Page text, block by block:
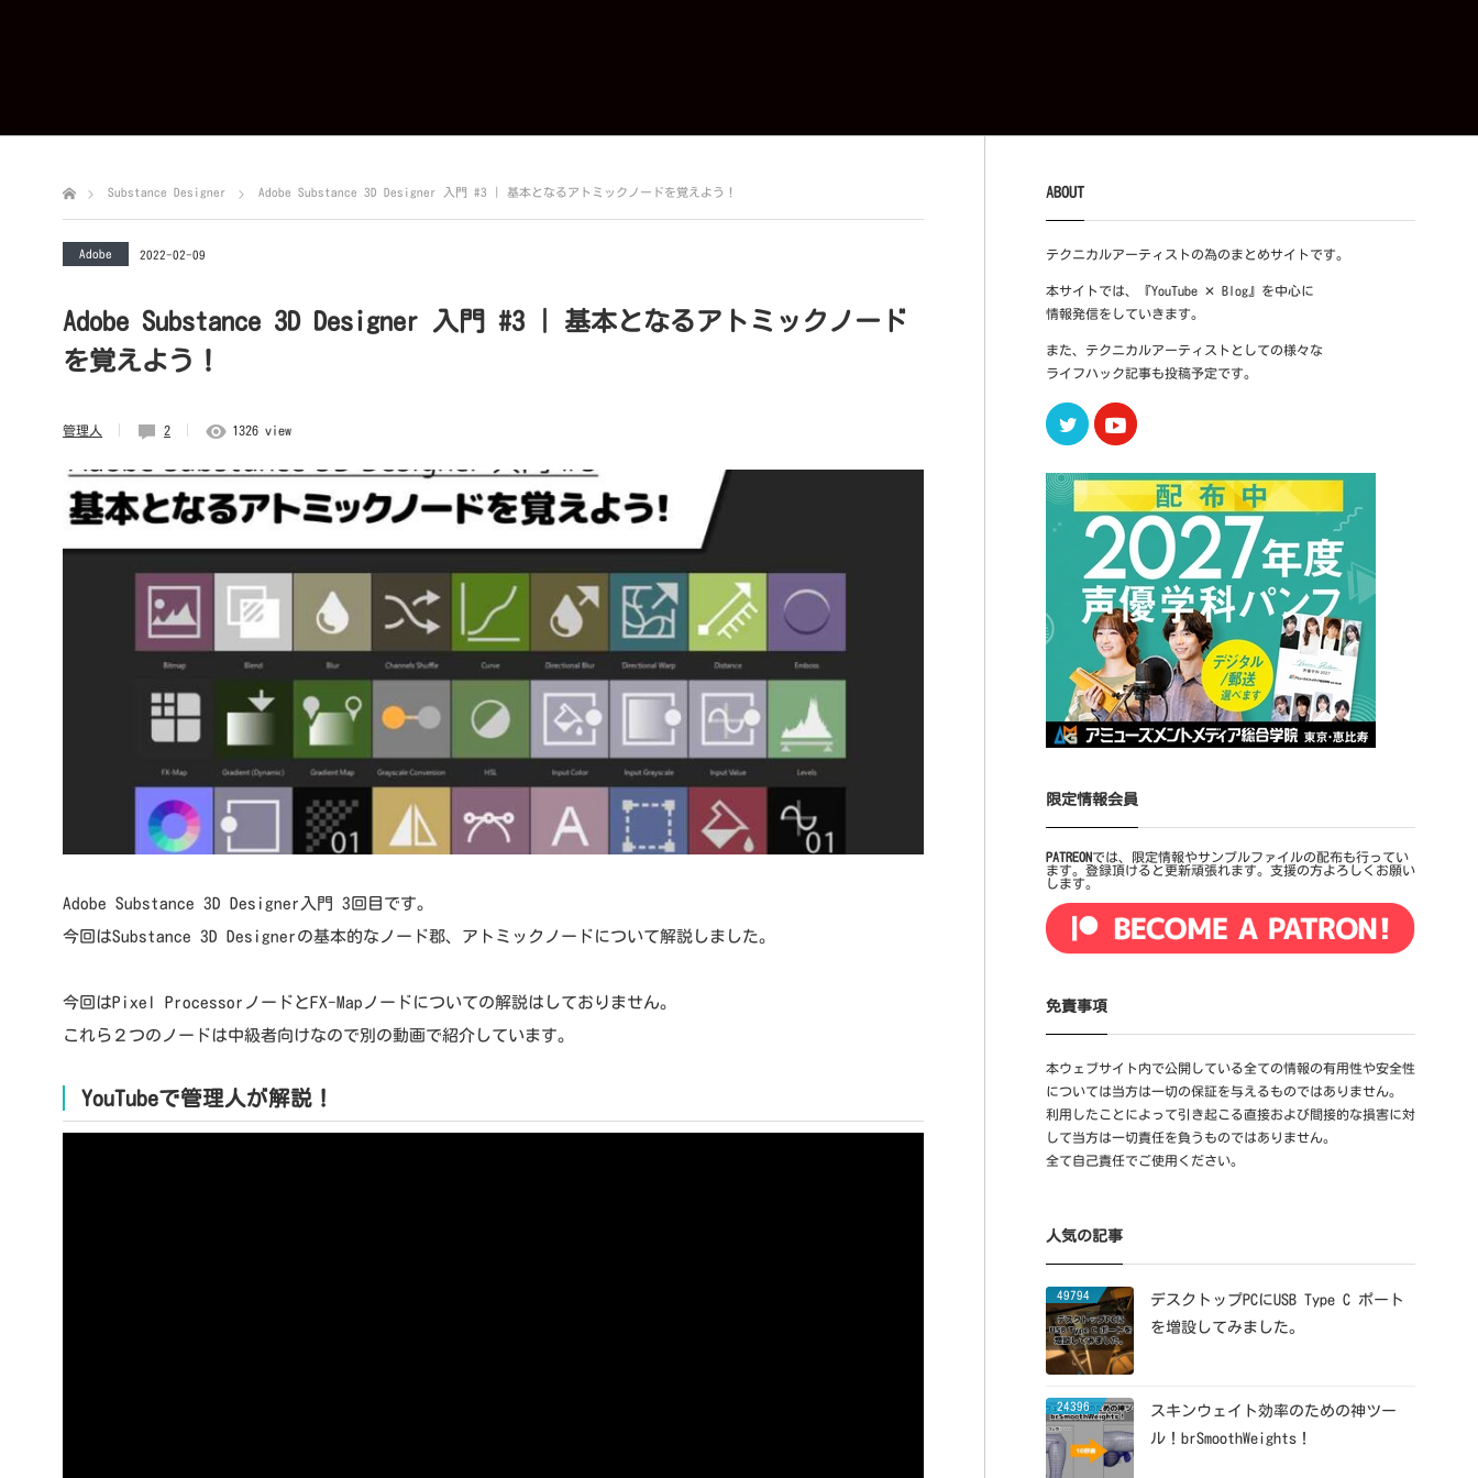
Substance Designer Adobe Substance 3D Designer 入門 #3 | 基本となるアトミックノードを覚えよう！
Adobe 2022-02-09
Adobe Substance 3D Designer 入門 #3 | 基本となるアトミックノード
を覚えよう！
管理人 2 1326 view
Adobe Substance 3D Designer入門 3回目です。
今回はSubstance 3D Designerの基本的なノード郡、アトミックノードについて解説しました。
今回はPixel ProcessorノードとFX-Mapノードについての解説はしておりません。
これら２つのノードは中級者向けなので別の動画で紹介しています。
YouTubeで管理人が解説！
ABOUT
テクニカルアーティストの為のまとめサイトです。
本サイトでは、『YouTube ✕ Blog』を中心に
情報発信をしていきます。
また、テクニカルアーティストとしての様々な
ライフハック記事も投稿予定です。
Twitter
限定情報会員
PATREONでは、限定情報やサンプルファイルの配布も行ってい
ます。登録頂けると更新頑張れます。支援の方よろしくお願い
します。
免責事項
本ウェブサイト内で公開している全ての情報の有用性や安全性
については当方は一切の保証を与えるものではありません。
利用したことによって引き起こる直接および間接的な損害に対
して当方は一切責任を負うものではありません。
全て自己責任でご使用ください。
人気の記事
49794
デスクトップPCにUSB Type C ポート
を増設してみました。
24396
スキンウェイト効率のための神ツー
ル！brSmoothWeights！